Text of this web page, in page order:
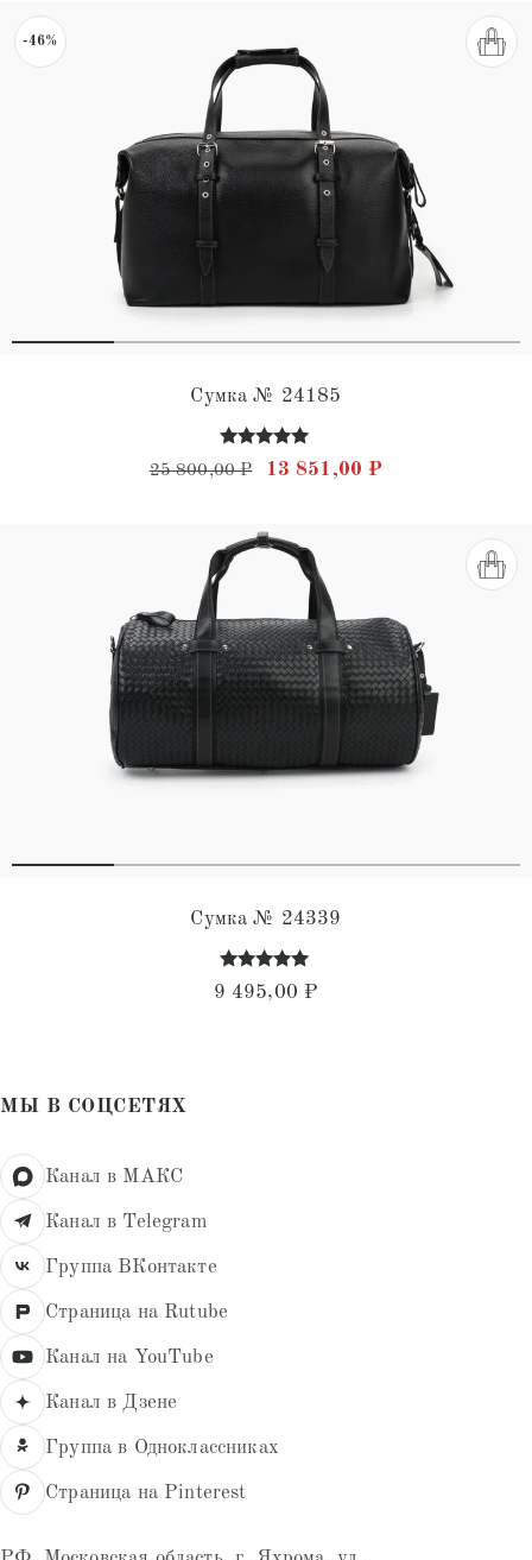
-46%
Сумка № 24185
Оценка
5.00
25 800,00₽ Первоначальная цена
13 851,00 ₽Текущая цена:
Сумка № 24339
Оценка
5.00
9 495,00 ₽
МЫ В СОЦСЕТЯХ
Канал в МАКС
Канал в Telegram
Группа ВКонтакте
Страница на Rutube
Канал на YouTube
Канал в Дзене
Группа в Одноклассниках
Страница на Pinterest